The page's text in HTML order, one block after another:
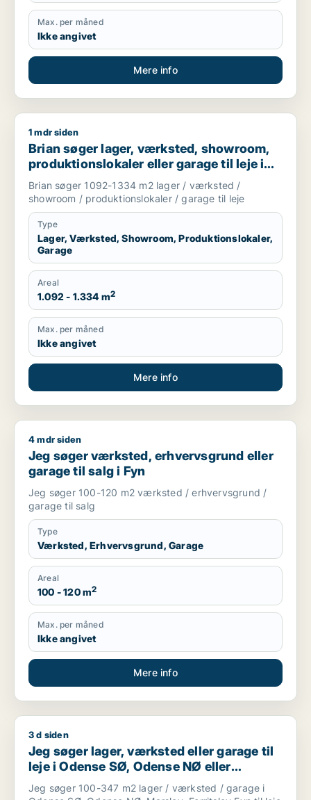
Max. per måned
Ikke angivet
Mere info
Brian søger lager, værksted, showroom, produktionslokaler
1 mdr siden
Brian søger lager, værksted, showroom,
produktionslokaler eller garage til leje i
Odense C, Odense SØ eller Odense M
m.fl.
Brian søger 1092-1334 m2 lager / værksted /
showroom / produktionslokaler / garage til leje
Type
Lager, Værksted, Showroom, Produktionslokaler,
Garage
Areal
1.092 - 1.334 m2
Max. per måned
Ikke angivet
Mere info
Jeg søger værksted, erhvervsgrund eller garage til salg i
4 mdr siden
Jeg søger værksted, erhvervsgrund eller
garage til salg i Fyn
Jeg søger 100-120 m2 værksted / erhvervsgrund /
garage til salg
Type
Værksted, Erhvervsgrund, Garage
Areal
100 - 120 m2
Max. per måned
Ikke angivet
Mere info
Jeg søger lager, værksted eller garage til leje i Odense SØ,
3 d siden
Jeg søger lager, værksted eller garage til
leje i Odense SØ, Odense NØ eller
Marslev m.fl.
Jeg søger 100-347 m2 lager / værksted / garage i